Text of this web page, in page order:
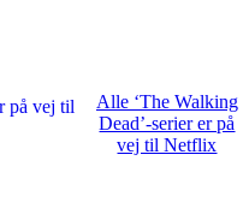
Alle ‘The Walking
Dead’-serier er på
vej til Netflix